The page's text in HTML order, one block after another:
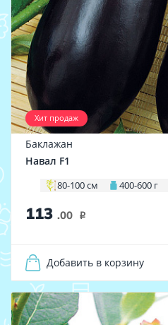
Хит продаж
Баклажан
Навал F1
80-100 см 400-600 г
113 .00 i
Добавить в корзину